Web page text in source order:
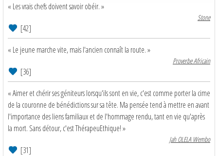
« Les vrais chefs doivent savoir obéir. »
Stone
[42]
« Le jeune marche vite, mais l'ancien connaît la route. »
Proverbe Africain
[36]
« Aimer et chérir ses géniteurs lorsqu'ils sont en vie, c'est comme porter la cime
de la couronne de bénédictions sur sa tête. Ma pensée tend à mettre en avant
l'importance des liens familiaux et de l'hommage rendu, tant en vie qu'après
la mort. Sans détour, c'est ThérapeuEthique! »
Jah OLELA Wembo
[31]